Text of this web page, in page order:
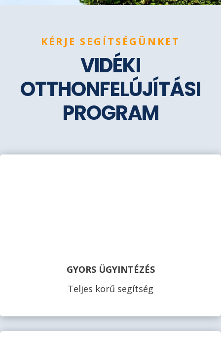
KÉRJE SEGÍTSÉGÜNKET
VIDÉKI
OTTHONFELÚJÍTÁSI
PROGRAM
GYORS ÜGYINTÉZÉS
Teljes körű segítség